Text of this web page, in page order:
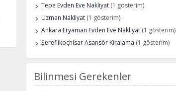
Tepe Evden Eve Nakliyat (1 gösterim)
Uzman Nakliyat (1 gösterim)
Ankara Eryaman Evden Eve Nakliyat (1 gösterim)
Şereflikoçhisar Asansör Kiralama (1 gösterim)
Bilinmesi Gerekenler